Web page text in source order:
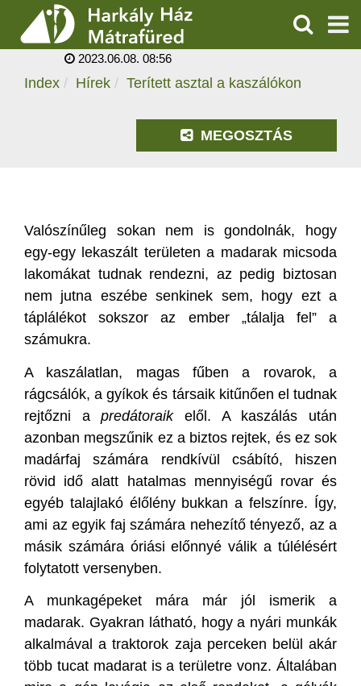
ÁRAK, NYITVATARTÁS
KERESÉS
TERÍTETT ASZTAL A
KASZÁLÓKON
2023.06.08. 08:56
Index Hírek Terített asztal a kaszálókon
MEGOSZTÁS
Valószínűleg sokan nem is gondolnák, hogy
egy-egy lekaszált területen a madarak micsoda
lakomákat tudnak rendezni, az pedig biztosan
nem jutna eszébe senkinek sem, hogy ezt a
táplálékot sokszor az ember „tálalja fel” a
számukra.
A kaszálatlan, magas fűben a rovarok, a
rágcsálók, a gyíkok és társaik kitűnően el tudnak
rejtőzni apredátoraikelől. A kaszálás után
azonban megszűnik ez a biztos rejtek, és ez sok
madárfaj számára rendkívül csábító, hiszen
rövid idő alatt hatalmas mennyiségű rovar és
egyéb talajlakó élőlény bukkan a felszínre. Így,
ami az egyik faj számára nehezítő tényező, az a
másik számára óriási előnnyé válik a túlélésért
folytatott versenyben.
A munkagépeket mára már jól ismerik a
madarak. Gyakran látható, hogy a nyári munkák
alkalmával a traktorok zaja perceken belül akár
több tucat madarat is a területre vonz. Általában